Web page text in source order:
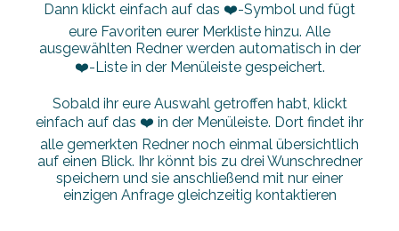
Dann klickt einfach auf das ❤️-Symbol und fügt
eure Favoriten eurer Merkliste hinzu. Alle
ausgewählten Redner werden automatisch in der
❤️-Liste in der Menüleiste gespeichert.
Sobald ihr eure Auswahl getroffen habt, klickt
einfach auf das ❤️ in der Menüleiste. Dort findet ihr
alle gemerkten Redner noch einmal übersichtlich
auf einen Blick. Ihr könnt bis zu drei Wunschredner
speichern und sie anschließend mit nur einer
einzigen Anfrage gleichzeitig kontaktieren